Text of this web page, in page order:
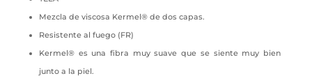
Mezcla de viscosa Kermel® de dos capas.
Resistente al fuego (FR)
Kermel® es una fibra muy suave que se siente muy bien
junto a la piel.